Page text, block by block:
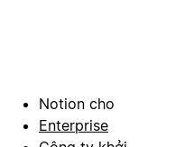
Notion cho
Enterprise